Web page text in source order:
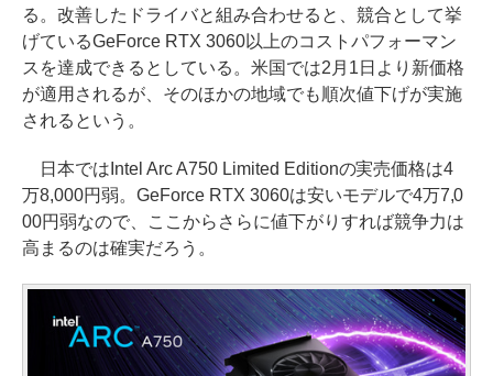
る。改善したドライバと組み合わせると、競合として挙
げているGeForce RTX 3060以上のコストパフォーマン
スを達成できるとしている。米国では2月1日より新価格
が適用されるが、そのほかの地域でも順次値下げが実施
されるという。
日本ではIntel Arc A750 Limited Editionの実売価格は4
万8,000円弱。GeForce RTX 3060は安いモデルで4万7,0
00円弱なので、ここからさらに値下がりすれば競争力は
高まるのは確実だろう。